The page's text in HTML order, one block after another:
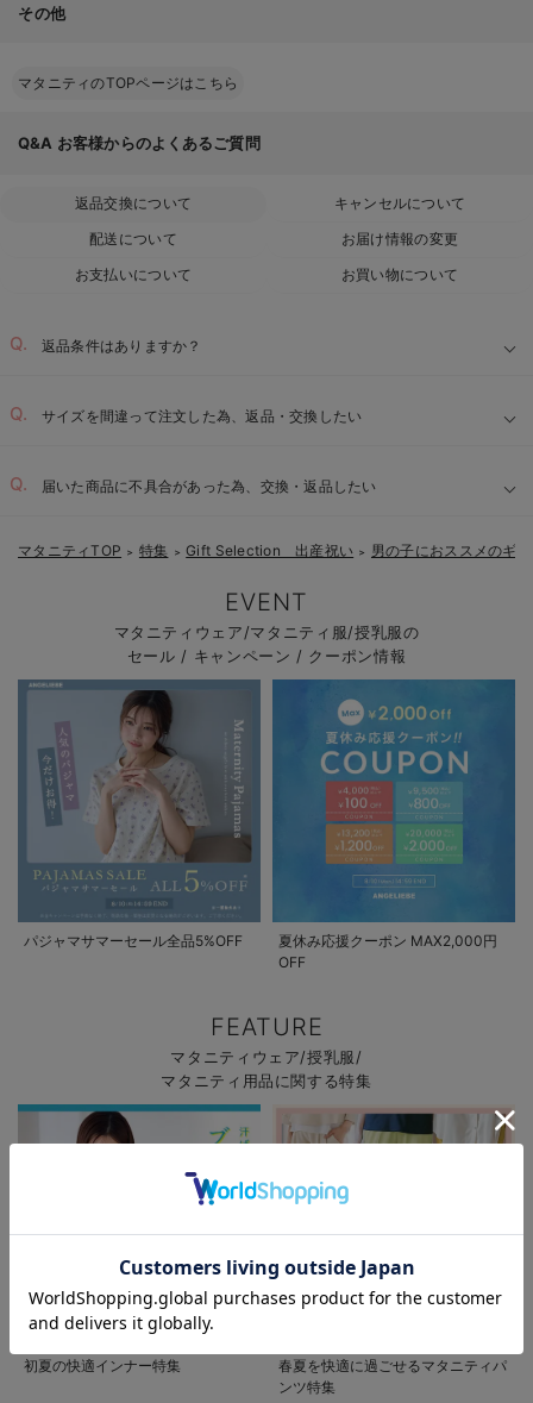
その他
マタニティのTOPページはこちら
Q&A お客様からのよくあるご質問
返品交換について
キャンセルについて
配送について
お届け情報の変更
お支払いについて
お買い物について
返品条件はありますか？
サイズを間違って注文した為、返品・交換したい
届いた商品に不具合があった為、交換・返品したい
お気に入り商品を確認する
マタニティTOP ＞ 特集 ＞ Gift Selection 出産祝い ＞ 男の子におススメのギ
EVENT
マタニティウェア/マタニティ服/授乳服の
セール / キャンペーン / クーポン情報
パジャマサマーセール全品5%OFF
夏休み応援クーポン MAX2,000円
OFF
FEATURE
マタニティウェア/授乳服/
マタニティ用品に関する特集
初夏の快適インナー特集
春夏を快適に過ごせるマタニティパ
ンツ特集